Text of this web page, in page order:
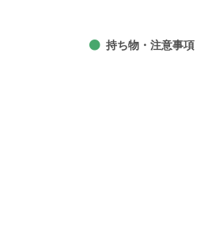
持ち物・注意事項